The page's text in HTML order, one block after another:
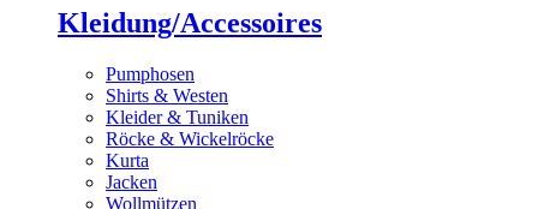
Kleidung/Accessoires
Pumphosen
Shirts & Westen
Kleider & Tuniken
Röcke & Wickelröcke
Kurta
Jacken
Wollmützen